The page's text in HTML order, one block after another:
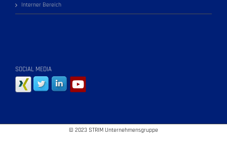
Interner Bereich
SOCIAL MEDIA
© 2023 STRIM Unternehmensgruppe